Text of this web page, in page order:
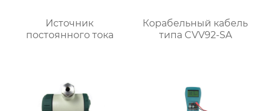
Источник
постоянного тока
Корабельный кабель
типа CVV92-SA